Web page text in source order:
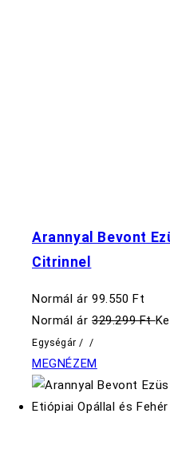
Arannyal Bevont
Citrinnel
Normál ár 99.550 Ft
Normál ár 329.299 Ft
Egységár / /
MEGNÉZEM